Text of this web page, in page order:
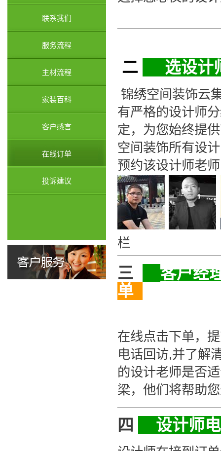
联系我们
服务流程
主材流程
家装百科
客户感言
在线订单
投诉建议
二 选
锦绣空间装饰云
有严格的设计师
定，为您始终提
空间装饰所有设
预约该设计师老
栏
三
客户
单
在线点击下单，
电话回访,并了解
的设计老师是否
梁，他们将帮助
四 设计师